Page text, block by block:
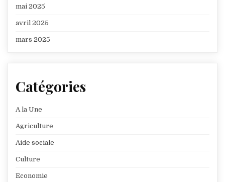
mai 2025
avril 2025
mars 2025
Catégories
A la Une
Agriculture
Aide sociale
Culture
Economie